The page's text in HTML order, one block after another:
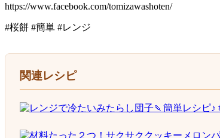
https://www.facebook.com/tomizawashoten/
#桜餅 #簡単 #レンジ
関連レシピ